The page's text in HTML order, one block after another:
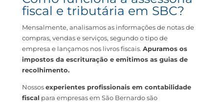
fiscal e tributária em SBC?
Mensalmente, analisamos as informações de notas de
compras, vendas e serviços, segundo o tipo de
empresa e lançamos nos livros fiscais. Apuramos os
impostos da escrituração e emitimos as guias de
recolhimento.
Nossosexperientes profissionais em contabilidade
fiscal para empresas em São Bernardosão